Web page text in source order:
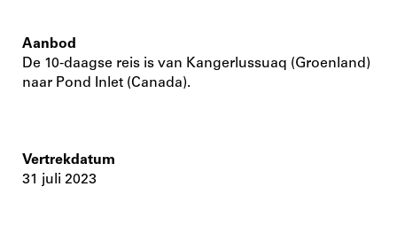
Aanbod
De 10-daagse reis is van Kangerlussuaq (Groenland)
naar Pond Inlet (Canada).
Vertrekdatum
31 juli 2023